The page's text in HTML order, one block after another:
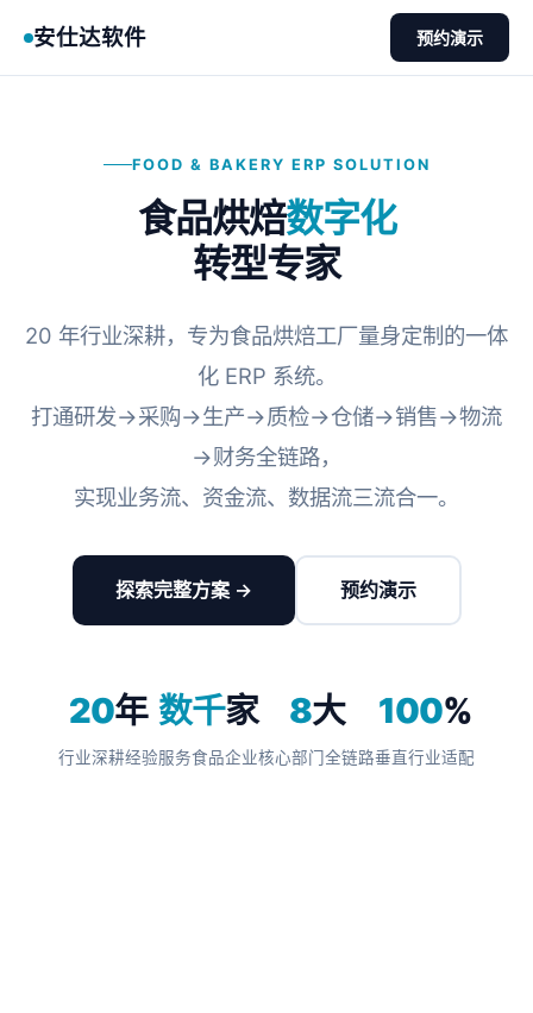
安仕达软件 预约演示
FOOD & BAKERY ERP SOLUTION
食品烘焙数字化
转型专家
20 年行业深耕，专为食品烘焙工厂量身定制的一体
化 ERP 系统。
打通研发→采购→生产→质检→仓储→销售→物流
→财务全链路，
实现业务流、资金流、数据流三流合一。
探索完整方案 → 预约演示
20年
行业深耕经验
数千家
服务食品企业
8大
核心部门全链路
100%
垂直行业适配